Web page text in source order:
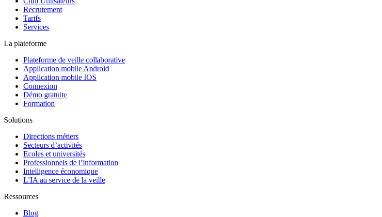
Recrutement
Tarifs
Services
La plateforme
Plateforme de veille collaborative
Application mobile Android
Application mobile IOS
Connexion
Démo gratuite
Formation
Solutions
Directions métiers
Secteurs d’activités
Ecoles et universités
Professionnels de l’information
Intelligence économique
L’IA au service de la veille
Ressources
Blog